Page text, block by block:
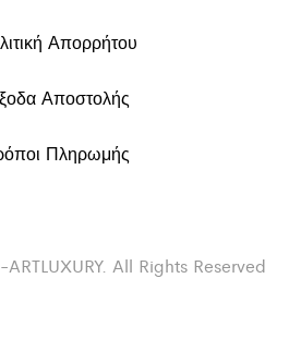
Απορρήτου
Αποστολής
Πληρωμής
All Rights Reserved